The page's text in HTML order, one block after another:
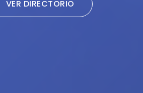
VER DIRECTORIO